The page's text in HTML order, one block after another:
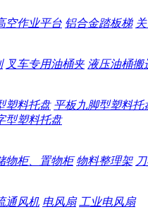
空作业平台 铝合金踏板梯
叉车专用油桶夹 液压油桶搬
塑料托盘 平板九脚型塑料托
型塑料托盘
物柜、置物柜 物料整理架
通风机 电风扇 工业电风扇